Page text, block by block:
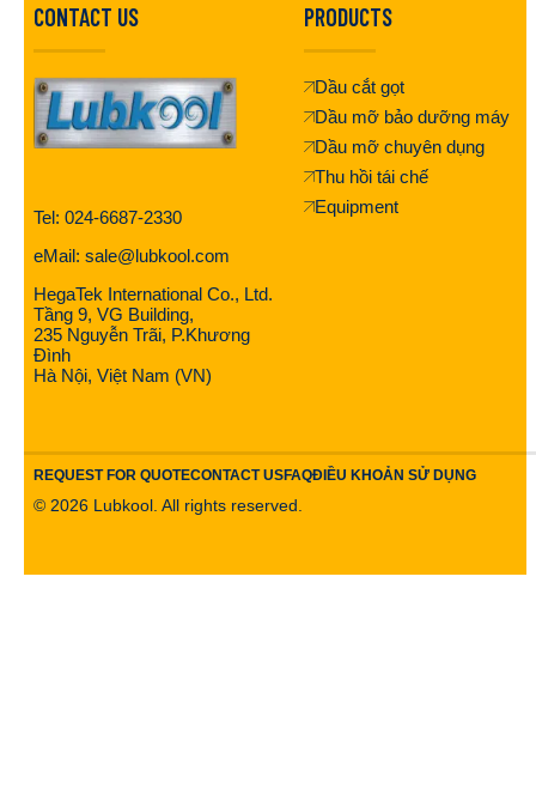
CONTACT US
Tel: 024-6687-2330
eMail: sale@lubkool.com
HegaTek International Co., Ltd.
Tầng 9, VG Building,
235 Nguyễn Trãi, P.Khương
Đình
Hà Nội, Việt Nam (VN)
PRODUCTS
Dầu cắt gọt
Dầu mỡ bảo dưỡng máy
Dầu mỡ chuyên dụng
Thu hồi tái chế
Equipment
REQUEST FOR QUOTECONTACT USFAQĐIỀU KHOẢN SỬ DỤNG
© 2026 Lubkool. All rights reserved.